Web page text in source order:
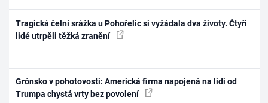
Tragická čelní srážka u Pohořelic si vyžádala dva životy. Čtyři
lidé utrpěli těžká zranění
Grónsko v pohotovosti: Americká firma napojená na lidi od
Trumpa chystá vrty bez povolení